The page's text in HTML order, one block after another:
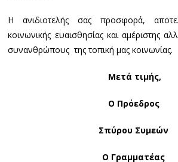
Η ανιδιοτελής σας προσφορά,
κοινωνικής ευαισθησίας και αμέριστης
συνανθρώπους της τοπική μας κοινωνίας.
Μετά τιμής,
Ο Πρόεδρος
Σπύρου Συμεών
Ο Γραμματέας